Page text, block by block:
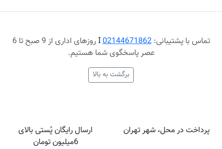
تماس با پشتیبانی:02144671862
Ι
روزهای اداری از 9 صبح تا 6
عصر پاسخگوی شما هستیم.
برگشت به بالا
پرداخت در محل، شهر تهران
ارسال رایگان پُستی بالای
6میلیون تومان